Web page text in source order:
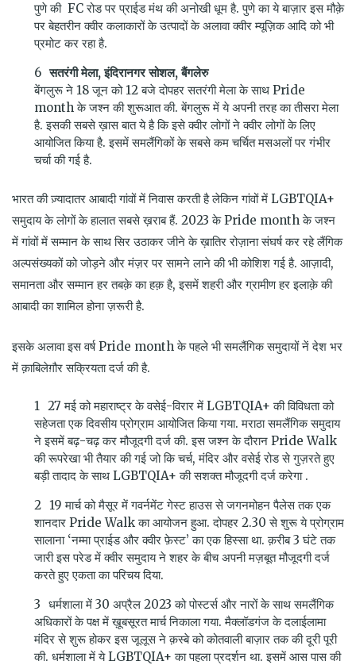
पुणे की FC रोड पर प्राईड मंथ की अनोखी धूम है. पुणे का ये बाज़ार इस मौक़े
पर बेहतरीन क्वीर कलाकारों के उत्पादों के अलावा क्वीर म्यूज़िक आदि को भी
प्रमोट कर रहा है.
सतरंगी मेला, इंदिरानगर सोशल, बैंगलेरु
बेंगलुरू ने 18 जून को 12 बजे दोपहर सतरंगी मेला के साथ Pride
month के जश्न की शुरूआत की. बेंगलुरू में ये अपनी तरह का तीसरा मेला
है. इसकी सबसे ख़ास बात ये है कि इसे क्वीर लोगों ने क्वीर लोगों के लिए
आयोजित किया है. इसमें समलैंगिकों के सबसे कम चर्चित मसअलों पर गंभीर
चर्चा की गई है.
भारत की ज़्यादातर आबादी गांवों में निवास करती है लेकिन गांवों में LGBTQIA+
समुदाय के लोगों के हालात सबसे ख़राब हैं. 2023 के Pride month के जश्न
में गांवों में सम्मान के साथ सिर उठाकर जीने के ख़ातिर रोज़ाना संघर्ष कर रहे लैंगिक
अल्पसंख्यकों को जोड़ने और मंज़र पर सामने लाने की भी कोशिश गई है. आज़ादी,
समानता और सम्मान हर तबक़े का हक़ है, इसमें शहरी और ग्रामीण हर इलाक़े की
आबादी का शामिल होना ज़रूरी है.
इसके अलावा इस वर्ष Pride month के पहले भी समलैंगिक समुदायों नें देश भर
में क़ाबिलेग़ौर सक्रियता दर्ज की है.
27 मई को महाराष्ट्र के वसेई-विरार में LGBTQIA+ की विविधता को
सहेजता एक दिवसीय प्रोग्राम आयोजित किया गया. मराठा समलैंगिक समुदाय
ने इसमें बढ़-चढ़ कर मौजूदगी दर्ज की. इस जश्न के दौरान Pride Walk
की रूपरेखा भी तैयार की गई जो कि चर्च, मंदिर और वसेई रोड से गुज़रते हुए
बड़ी तादाद के साथ LGBTQIA+ की सशक्त मौजूदगी दर्ज करेगा .
19 मार्च को मैसूर में गवर्नमेंट गेस्ट हाउस से जगनमोहन पैलेस तक एक
शानदार Pride Walk का आयोजन हुआ. दोपहर 2.30 से शुरू ये प्रोग्राम
सालाना ‘नम्मा प्राईड और क्वीर फ़ेस्ट’ का एक हिस्सा था. क़रीब 3 घंटे तक
जारी इस परेड में क्वीर समुदाय ने शहर के बीच अपनी मज़बूत मौजूदगी दर्ज
करते हुए एकता का परिचय दिया.
धर्मशाला में 30 अप्रैल 2023 को पोस्टर्स और नारों के साथ समलैंगिक
अधिकारों के पक्ष में ख़ूबसूरत मार्च निकाला गया. मैक्लॉडगंज के दलाईलामा
मंदिर से शुरू होकर इस जूलूस ने क़स्बे को कोतवाली बाज़ार तक की दूरी पूरी
की. धर्मशाला में ये LGBTQIA+ का पहला प्रदर्शन था. इसमें आस पास की